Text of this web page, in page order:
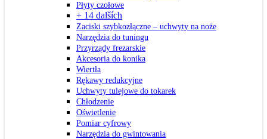
Płyty czołowe
+ 14 dalších
Zaciski szybkozłączne – uchwyty na noże
Narzędzia do tuningu
Przyrządy frezarskie
Akcesoria do konika
Wiertła
Rękawy redukcyjne
Uchwyty tulejowe do tokarek
Chłodzenie
Oświetlenie
Pomiar cyfrowy
Narzędzia do gwintowania